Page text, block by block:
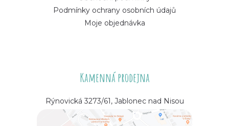
Podmínky ochrany osobních údajů
Moje objednávka
Kamenná prodejna
Rýnovická 3273/61, Jablonec nad Nisou